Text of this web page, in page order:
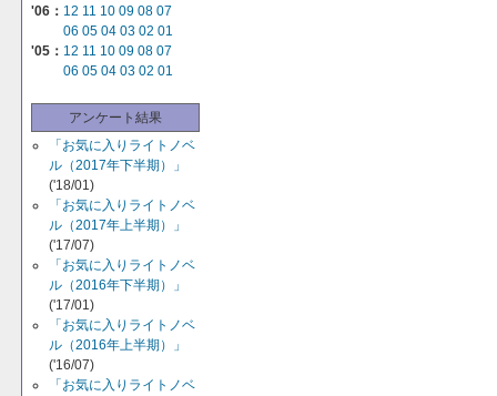
'06： 12 11 10 09 08 07
06 05 04 03 02 01
'05： 12 11 10 09 08 07
06 05 04 03 02 01
アンケート結果
「お気に入りライトノベ
ル（2017年下半期）」
('18/01)
「お気に入りライトノベ
ル（2017年上半期）」
('17/07)
「お気に入りライトノベ
ル（2016年下半期）」
('17/01)
「お気に入りライトノベ
ル（2016年上半期）」
('16/07)
「お気に入りライトノベ